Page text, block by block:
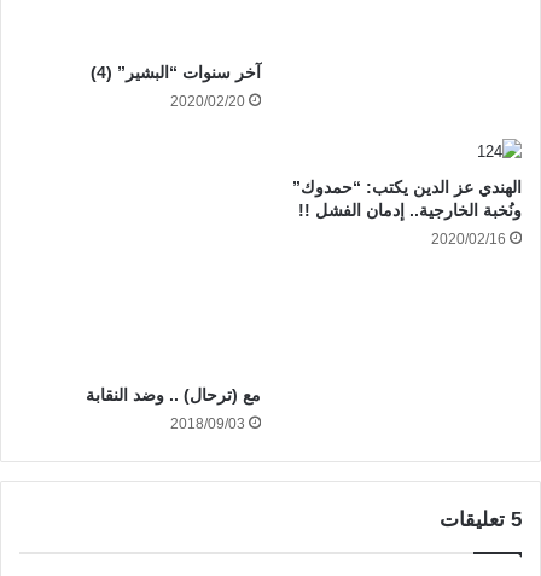
آخر سنوات “البشير” (4)
2020/02/20
الهندي عز الدين يكتب: “حمدوك”
ونُخبة الخارجية.. إدمان الفشل !!
2020/02/16
مع (ترحال) .. وضد النقابة
2018/09/03
‫5 تعليقات